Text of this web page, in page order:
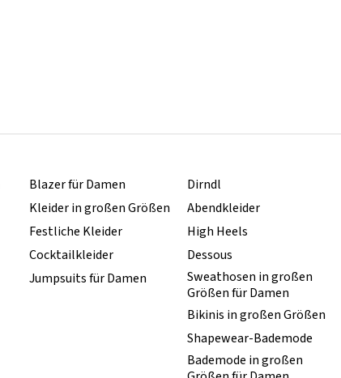
Blazer für Damen
Kleider in großen Größen
Festliche Kleider
Cocktailkleider
Jumpsuits für Damen
Dirndl
Abendkleider
High Heels
Dessous
Sweathosen in großen
Größen für Damen
Bikinis in großen Größen
Shapewear-Bademode
Bademode in großen